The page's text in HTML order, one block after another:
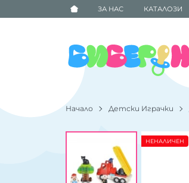
ЗА НАС КАТАЛОЗИ
Начало Детски Играчки
НЕНАЛИЧЕН